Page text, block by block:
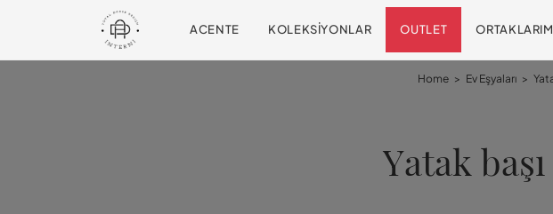
ACENTE KOLEKSIYONLAR OUTLET
Home > Ev Eşyaları >
Yatak